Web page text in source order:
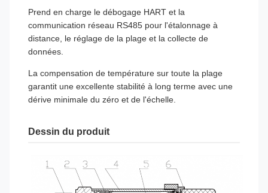
Prend en charge le débogage HART et la
communication réseau RS485 pour l'étalonnage à
distance, le réglage de la plage et la collecte de
données.
La compensation de température sur toute la plage
garantit une excellente stabilité à long terme avec une
dérive minimale du zéro et de l'échelle.
Dessin du produit